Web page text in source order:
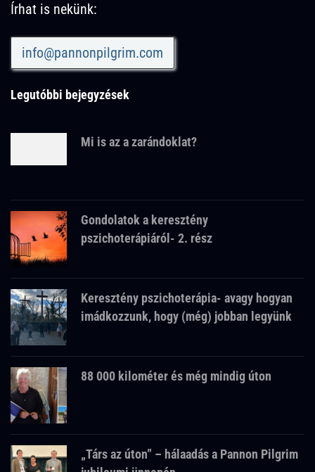
Írhat is nekünk:
info@pannonpilgrim.com
Legutóbbi bejegyzések
Mi is az a zarándoklat?
Gondolatok a keresztény
pszichoterápiáról- 2. rész
Keresztény pszichoterápia- avagy hogyan
imádkozzunk, hogy (még) jobban legyünk
88 000 kilométer és még mindig úton
„Társ az úton” – hálaadás a Pannon Pilgrim